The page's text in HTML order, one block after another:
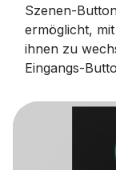
Szenen-
ermöglicht,
ihnen zu
Eingangs-